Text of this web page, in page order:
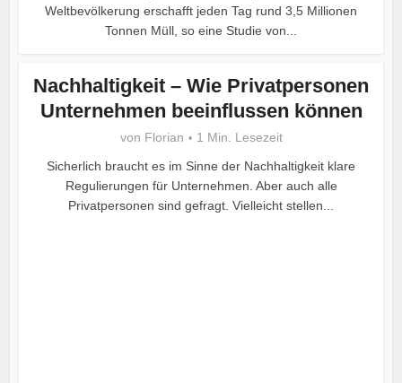
Weltbevölkerung erschafft jeden Tag rund 3,5 Millionen
Tonnen Müll, so eine Studie von...
Nachhaltigkeit – Wie Privatpersonen
Unternehmen beeinflussen können
von Florian
1 Min. Lesezeit
Sicherlich braucht es im Sinne der Nachhaltigkeit klare
Regulierungen für Unternehmen. Aber auch alle
Privatpersonen sind gefragt. Vielleicht stellen...